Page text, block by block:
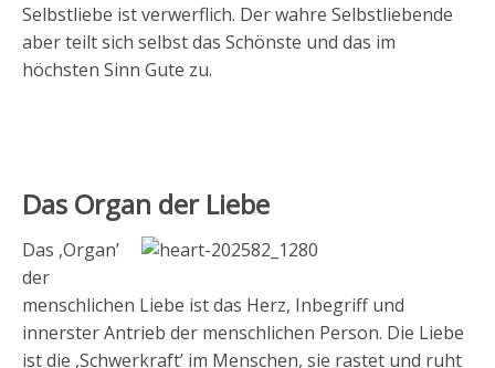
Selbstliebe ist verwerflich. Der wahre Selbstliebende
aber teilt sich selbst das Schönste und das im
höchsten Sinn Gute zu.
Das Organ der Liebe
Das ,Organ’
der
menschlichen Liebe ist das Herz, Inbegriff und
innerster Antrieb der menschlichen Person. Die Liebe
ist die ,Schwerkraft’ im Menschen, sie rastet und ruht